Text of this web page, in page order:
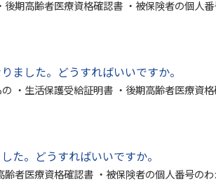
期高齢者医療資格確認書 ・被保険者の個人
ました。どうすればいいですか。
・生活保護受給証明書 ・後期高齢者医療資
た。どうすればいいですか。
者医療資格確認書 ・被保険者の個人番号の